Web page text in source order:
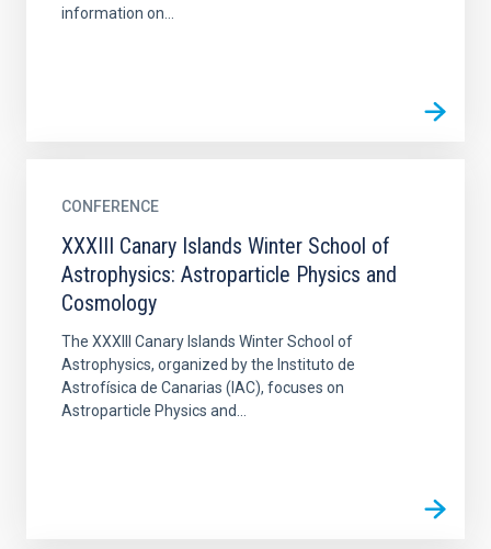
information on...
CONFERENCE
XXXIII Canary Islands Winter School of
Astrophysics: Astroparticle Physics and
Cosmology
The XXXIII Canary Islands Winter School of
Astrophysics, organized by the Instituto de
Astrofísica de Canarias (IAC), focuses on
Astroparticle Physics and...